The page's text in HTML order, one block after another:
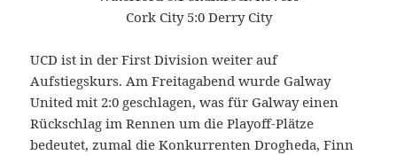
Cork City 5:0 Derry City
UCD ist in der First Division weiter auf
Aufstiegskurs. Am Freitagabend wurde Galway
United mit 2:0 geschlagen, was für Galway einen
Rückschlag im Rennen um die Playoff-Plätze
bedeutet, zumal die Konkurrenten Drogheda, Finn